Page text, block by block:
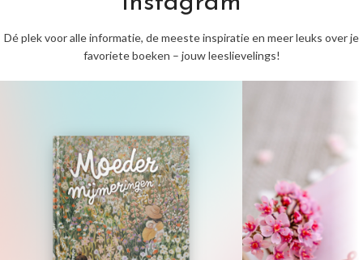
Dé plek voor alle informatie, de meeste inspiratie en meer leuks over je
favoriete boeken – jouw leeslievelings!